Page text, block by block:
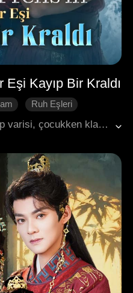
Kayıp Bir Kraldı
Ruh Eşleri
Elian, kraliyet soyunun kayıp varisi, çocukken klanının katledilmesine şahit olmuş ve üzerinde sakladığı bir kolye dışında hiçbir şeyi olmadan köle olarak satılmıştı. Kurt uyandığında, Kael'in kader eşi olduğunu keşfetti, ancak düşük statüsü nedeniyle alenen reddedildi. Daha sonra Lycan Prensi Anthony aynı bağı hissetti ve Elian'ı kraliyet sınav adasına götürdü. Elian, soyluların ve rahibe Valeria'nın tuzaklarından sağ çıkmayı başardı ve ailesinin katliamına dair ipuçlarını gün yüzüne çıkardı; bunun Arthur ve Prens Aurelian'ın darbe planlarına dayandığını öğrendi. Aurelian, Anthony'nin hafızasını bir lanetle sildiğinde, Elian kuzeye şifa aramaya gitti, laneti bozdu ve şimdi tahtı geri almak için geri dönüyor.